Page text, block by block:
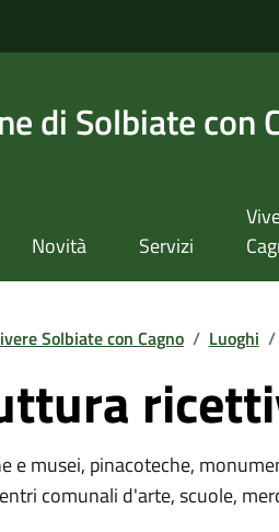
di Solbiate con
Novità Servizi
Solbiate con Cagno / Luoghi /
e musei, pinacoteche,
comunali d'arte, scuole,